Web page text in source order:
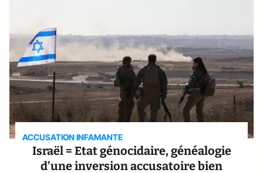
ACCUSATION INFAMANTE
Israël = Etat génocidaire, généalogie
d’une inversion accusatoire bien